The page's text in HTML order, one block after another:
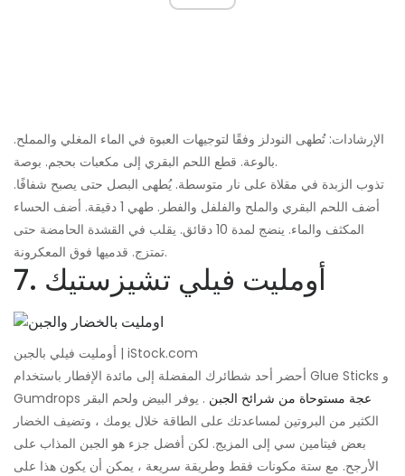
الإرشادات: تُطهى النودلز وفقًا لتوجيهات العبوة في الماء المغلي والمملح.
بالوعة. قطع اللحم البقري إلى مكعبات بحجم. بوصة.
تذوب الزبدة في مقلاة على نار متوسطة. يُطهى البصل حتى يصبح شفافًا.
أضف اللحم البقري والملح والفلفل والفطر. طهي 1 دقيقة. أضف الحساء
المكثف والماء. ينضج لمدة 10 دقائق. يقلب في القشدة الحامضة حتى
تمتزج. قدميها فوق المعكرونة.
7. أومليت فيلي تشيزستيك
أومليت فيلي بالجبن | iStock.com
أحضر أحد شطائرك المفضلة إلى مائدة الإفطار باستخدام Glue Sticks و
Gumdrops
عجة مستوحاة من شرائح الجبن . يوفر البيض ولحم البقر
الكثير من البروتين لمساعدتك على الطاقة خلال يومك ، وتضيف الخضار
بعض فيتامين سي إلى المزيج. لكن أفضل جزء هو الجبن المذاب على
الأرجح. مع ستة مكونات فقط وطريقة سريعة ، يمكن أن يكون هذا على